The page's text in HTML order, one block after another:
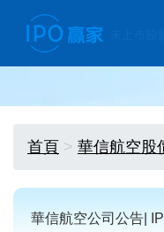
首頁 華信航空股
華信航空公司公告|